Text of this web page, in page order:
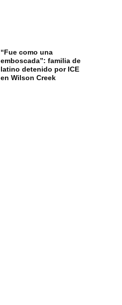
“Fue como una
emboscada”: familia de
latino detenido por ICE
en Wilson Creek